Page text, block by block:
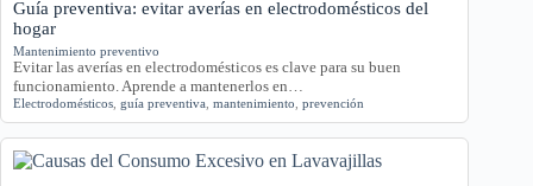
Guía preventiva: evitar averías en electrodomésticos del
hogar
Mantenimiento preventivo
Evitar las averías en electrodomésticos es clave para su buen
funcionamiento. Aprende a mantenerlos en…
Electrodomésticos guía preventiva mantenimiento prevención